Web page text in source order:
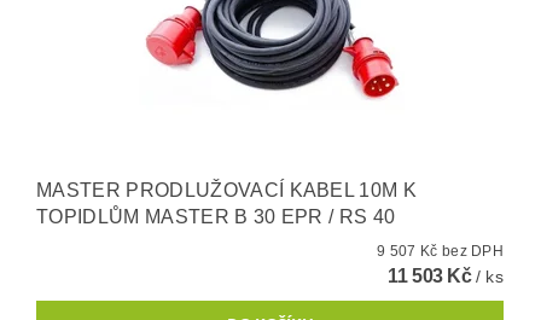
MASTER PRODLUŽOVACÍ KABEL 10M K
TOPIDLŮM MASTER B 30 EPR / RS 40
9 507 Kč bez DPH
11 503 Kč/ ks